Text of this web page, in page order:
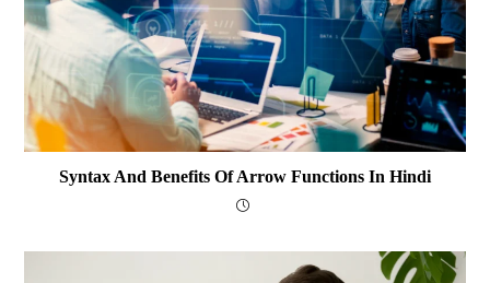
Syntax And Benefits Of Arrow Functions In Hindi